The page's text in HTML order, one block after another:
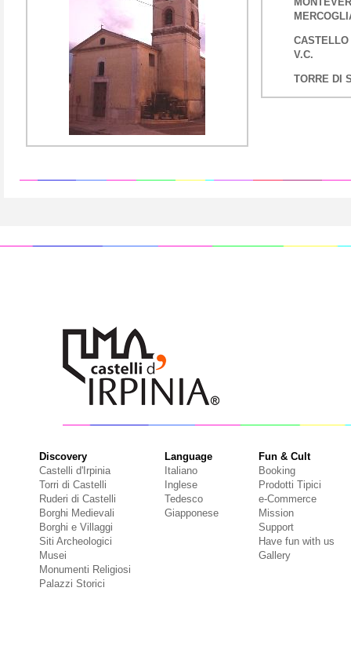
CASTELLO
V.C.
TORRE DI
Discovery
Castelli d'Irpinia
Torri di Castelli
Ruderi di Castelli
Borghi Medievali
Borghi e Villaggi
Siti Archeologici
Musei
Monumenti Religiosi
Palazzi Storici
Language
Italiano
Inglese
Tedesco
Giapponese
Fun & Cult
Booking
Prodotti Tipici
e-Commerce
Mission
Support
Have fun with us
Gallery